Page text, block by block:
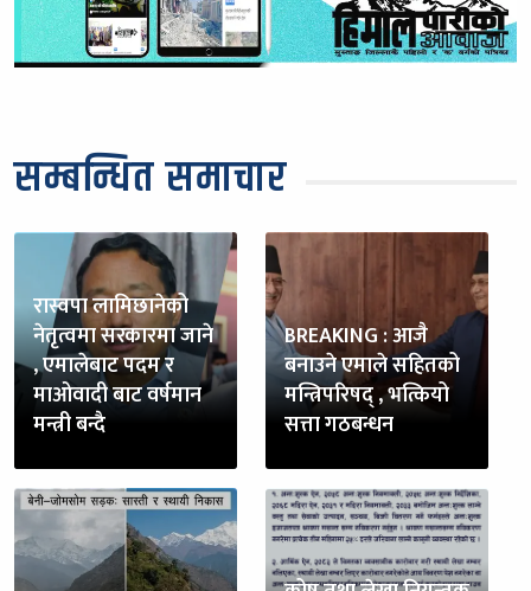
सम्बन्धित समाचार
रास्वपा लामिछानेको
नेतृत्वमा सरकारमा जाने
, एमालेबाट पदम र
माओवादी बाट वर्षमान
मन्त्री बन्दै
BREAKING : आजै
बनाउने एमाले सहितको
मन्त्रिपरिषद् , भत्कियो
सत्ता गठबन्धन